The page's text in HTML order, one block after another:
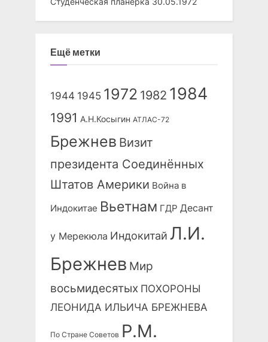
Ещё метки
1944 1945 1972 1982 1984
1991 А.Н.Косыгин АТЛАС-72
Брежнев Визит
президента Соединённых
Штатов Америки Война в
Индокитае Вьетнам ГДР Десант
у Мерекюла Индокитай Л.И.
Брежнев Мир
восьмидесятых ПОХОРОНЫ
ЛЕОНИДА ИЛЬИЧА БРЕЖНЕВА
По Стране Советов Р.М.